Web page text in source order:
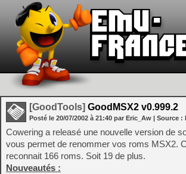
[GoodTools] GoodMSX2 v0.999.2
Posté le 20/07/2002 à 21:40 par Eric_Aw | Source :
Cowering a releasé une nouvelle version de
vous permet de renommer vos roms MSX2.
reconnait 166 roms. Soit 19 de plus.
Nouveautés :